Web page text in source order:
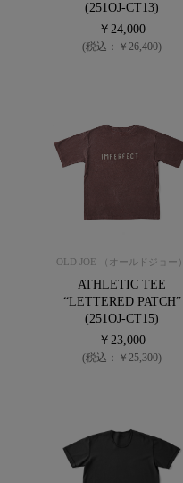
(251OJ-CT13)
￥24,000
(税込：￥26,400)
OLD JOE （オールドジョー）
ATHLETIC TEE
“LETTERED PATCH”
(251OJ-CT15)
￥23,000
(税込：￥25,300)